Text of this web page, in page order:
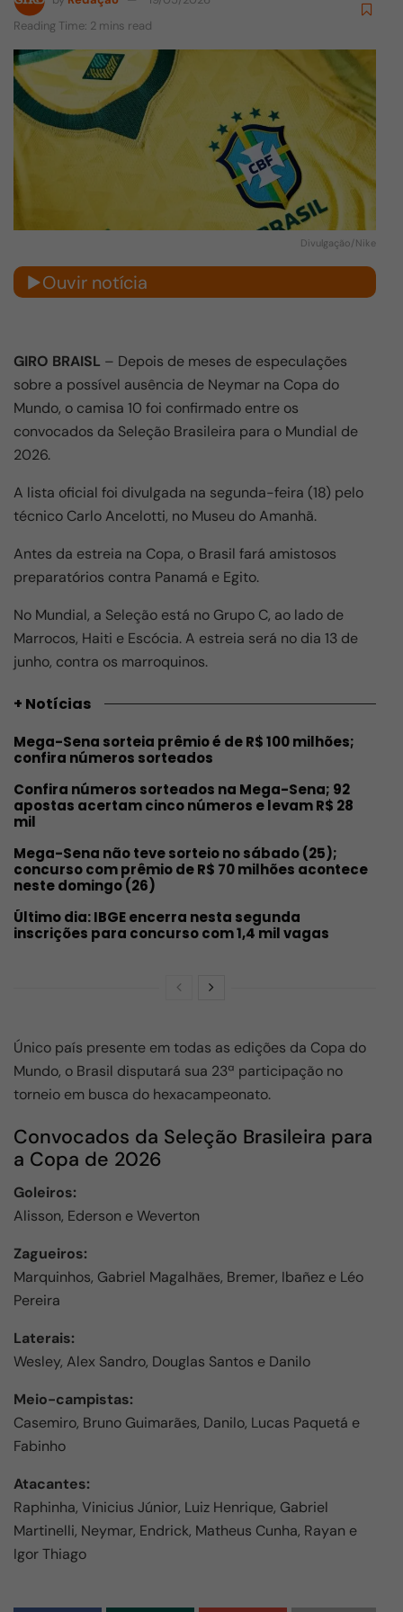
Reading Time: 2 mins read
Divulgação/Nike
Ouvir notícia
GIRO BRAISL – Depois de meses de especulações
sobre a possível ausência de Neymar na Copa do
Mundo, o camisa 10 foi confirmado entre os
convocados da Seleção Brasileira para o Mundial de
2026.
A lista oficial foi divulgada na segunda-feira (18) pelo
técnico Carlo Ancelotti, no Museu do Amanhã.
Antes da estreia na Copa, o Brasil fará amistosos
preparatórios contra Panamá e Egito.
No Mundial, a Seleção está no Grupo C, ao lado de
Marrocos, Haiti e Escócia. A estreia será no dia 13 de
junho, contra os marroquinos.
+ Notícias
Mega-Sena sorteia prêmio é de R$ 100 milhões;
confira números sorteados
Confira números sorteados na Mega-Sena; 92
apostas acertam cinco números e levam R$ 28
mil
Mega-Sena não teve sorteio no sábado (25);
concurso com prêmio de R$ 70 milhões acontece
neste domingo (26)
Último dia: IBGE encerra nesta segunda
inscrições para concurso com 1,4 mil vagas
Único país presente em todas as edições da Copa do
Mundo, o Brasil disputará sua 23ª participação no
torneio em busca do hexacampeonato.
Convocados da Seleção Brasileira para
a Copa de 2026
Goleiros:
Alisson, Ederson e Weverton
Zagueiros:
Marquinhos, Gabriel Magalhães, Bremer, Ibañez e Léo
Pereira
Laterais:
Wesley, Alex Sandro, Douglas Santos e Danilo
Meio-campistas:
Casemiro, Bruno Guimarães, Danilo, Lucas Paquetá e
Fabinho
Atacantes:
Raphinha, Vinicius Júnior, Luiz Henrique, Gabriel
Martinelli, Neymar, Endrick, Matheus Cunha, Rayan e
Igor Thiago